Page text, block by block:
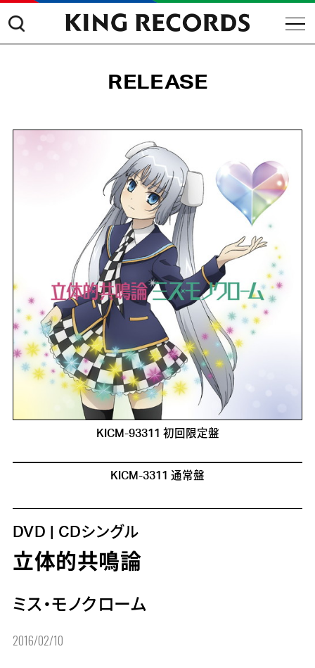
RELEASE
KICM-93311 初回限定盤
KICM-3311 通常盤
DVD | CDシングル
立体的共鳴論
ミス・モノクローム
2016/02/10